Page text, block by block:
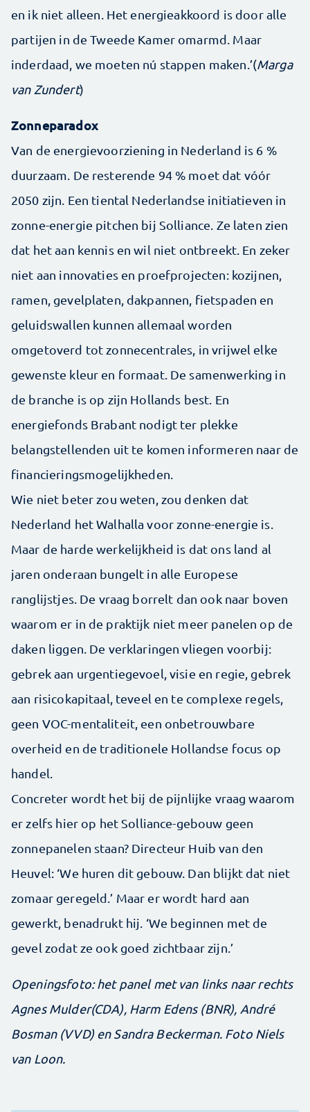
en ik niet alleen. Het energieakkoord is door alle
partijen in de Tweede Kamer omarmd. Maar
inderdaad, we moeten nú stappen maken.’(Marga
van Zundert)
Zonneparadox
Van de energievoorziening in Nederland is 6 %
duurzaam. De resterende 94 % moet dat vóór
2050 zijn. Een tiental Nederlandse initiatieven in
zonne-energie pitchen bij Solliance. Ze laten zien
dat het aan kennis en wil niet ontbreekt. En zeker
niet aan innovaties en proefprojecten: kozijnen,
ramen, gevelplaten, dakpannen, fietspaden en
geluidswallen kunnen allemaal worden
omgetoverd tot zonnecentrales, in vrijwel elke
gewenste kleur en formaat. De samenwerking in
de branche is op zijn Hollands best. En
energiefonds Brabant nodigt ter plekke
belangstellenden uit te komen informeren naar de
financieringsmogelijkheden.
Wie niet beter zou weten, zou denken dat
Nederland het Walhalla voor zonne-energie is.
Maar de harde werkelijkheid is dat ons land al
jaren onderaan bungelt in alle Europese
ranglijstjes. De vraag borrelt dan ook naar boven
waarom er in de praktijk niet meer panelen op de
daken liggen. De verklaringen vliegen voorbij:
gebrek aan urgentiegevoel, visie en regie, gebrek
aan risicokapitaal, teveel en te complexe regels,
geen VOC-mentaliteit, een onbetrouwbare
overheid en de traditionele Hollandse focus op
handel.
Concreter wordt het bij de pijnlijke vraag waarom
er zelfs hier op het Solliance-gebouw geen
zonnepanelen staan? Directeur Huib van den
Heuvel: ‘We huren dit gebouw. Dan blijkt dat niet
zomaar geregeld.’ Maar er wordt hard aan
gewerkt, benadrukt hij. ‘We beginnen met de
gevel zodat ze ook goed zichtbaar zijn.’
Openingsfoto: het panel met van links naar rechts
Agnes Mulder(CDA), Harm Edens (BNR), André
Bosman (VVD) en Sandra Beckerman. Foto Niels
van Loon.